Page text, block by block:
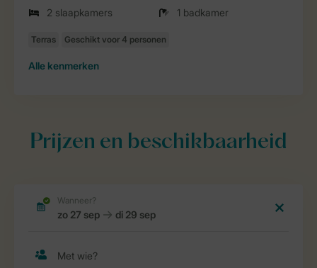
2 slaapkamers
1 badkamer
Alle kenmerken
Prijzen en beschikbaarheid